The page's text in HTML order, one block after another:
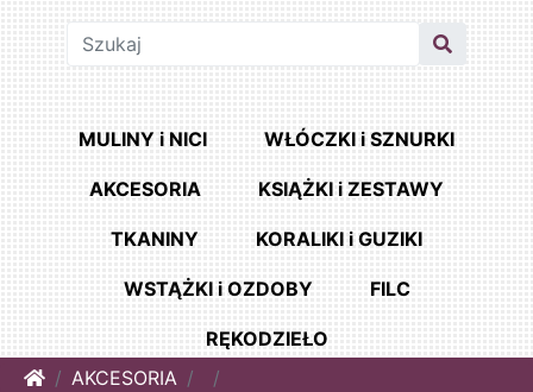
MULINY i NICI WŁÓCZKI i SZNURKI
AKCESORIA KSIĄŻKI i ZESTAWY
TKANINY KORALIKI i GUZIKI
WSTĄŻKI i OZDOBY FILC
RĘKODZIEŁO
HomeAKCESORIA